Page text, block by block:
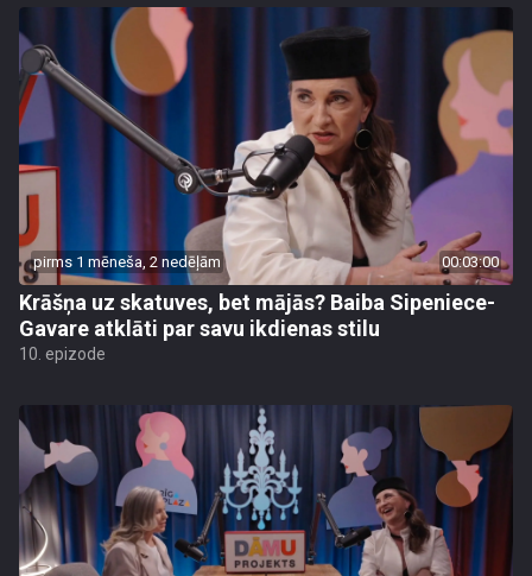
pirms 1 mēneša, 2 nedēļām 00:03:00
Krāšņa uz skatuves, bet mājās? Baiba Sipeniece-
Gavare atklāti par savu ikdienas stilu
10. epizode